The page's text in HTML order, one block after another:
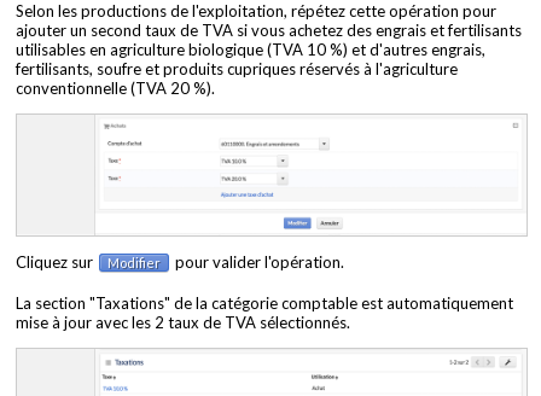
Selon les productions de l'exploitation, répétez cette opération pour
ajouter un second taux de TVA si vous achetez des engrais et fertilisants
utilisables en agriculture biologique (TVA 10 %) et d'autres engrais,
fertilisants, soufre et produits cupriques réservés à l'agriculture
conventionnelle (TVA 20 %).
Cliquez sur Modifier pour valider l'opération.
La section "Taxations" de la catégorie comptable est automatiquement
mise à jour avec les 2 taux de TVA sélectionnés.